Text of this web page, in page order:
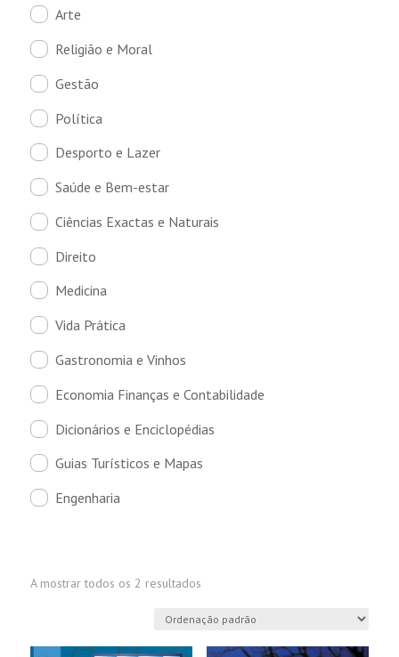
Arte
Religião e Moral
Gestão
Política
Desporto e Lazer
Saúde e Bem-estar
Ciências Exactas e Naturais
Direito
Medicina
Vida Prática
Gastronomia e Vinhos
Economia Finanças e Contabilidade
Dicionários e Enciclopédias
Guias Turísticos e Mapas
Engenharia
A mostrar todos os 2 resultados